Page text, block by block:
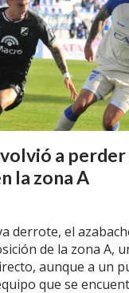
a perder
la zona A
derrote, el
de la zona A,
aunque a un
que se